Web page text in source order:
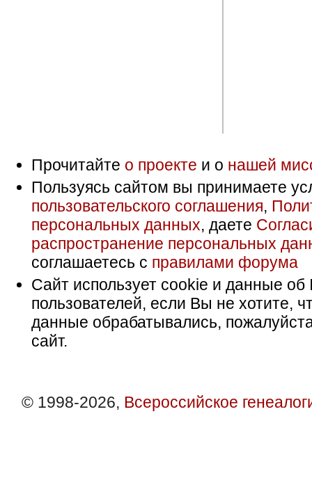
Прочитайте о проекте и о нашей
Пользуясь сайтом вы принимаете
пользовательского соглашения,
персональных данных, даете
распространение персональных
соглашаетесь с правилами форума
Сайт использует cookie и данные об
пользователей, если Вы не хотите,
данные обрабатывались,
сайт.
© 1998-2026, Всероссийское